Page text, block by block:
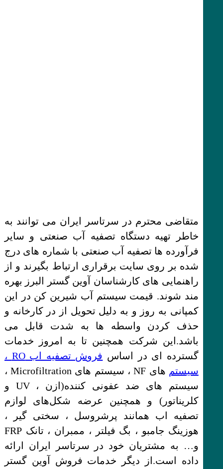
متقاضی محترم در سرتاسر ایران می توانند به
خاطر تهیه دستگاه تصفیه آب صنعتی و سایر
فرآورده ها تصفیه آب صنعتی با شماره های درج
شده بر روی سایت برقراری ارتباط بگیرند و از
راهنمایی های کارشناسان آوین گستر البرز بهره
مند شوند. قیمت سیستم آب شیرین کن در این
کمپانی به روز و به دلیل تحویل از در کارخانه و
حذف کردن واسطه ها به شدت قابل می
باشد.این شرکت همچنین تا به امروز خدمات
گسترده ای در اساس
فروش تصفیه اب RO ،
سیستم
های NF ، سیستم های Microfiltration ،
سیستم های ضد عفونی کننده(ازن ، UV و
کلریناتور) و همچنین عرضه شکل‌های لوازم
تصفیه اب همانند پرشروسل ، سختی گیر ،
هوزینگ جامبو ، بگ فیلتر ، ممبران ، تانک FRP
و… به مشتریان خود در سرتاسر ایران ارائه
داده است.از دیگر خدمات فروش آوین گستر